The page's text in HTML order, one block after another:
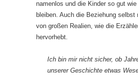
namenlos und die Kinder so gut
bleiben. Auch die Beziehung selbst
von großen Realien, wie die
hervorhebt.
Ich bin mir nicht sicher, ob
unserer Geschichte etwas